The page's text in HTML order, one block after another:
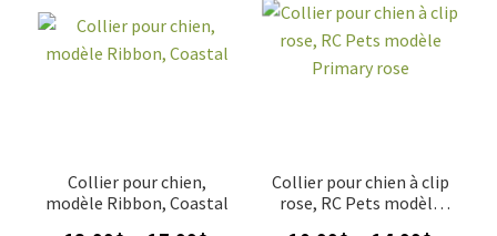
Collier pour chien,
modèle Ribbon, Coastal
Collier pour chien à clip
rose, RC Pets modèle